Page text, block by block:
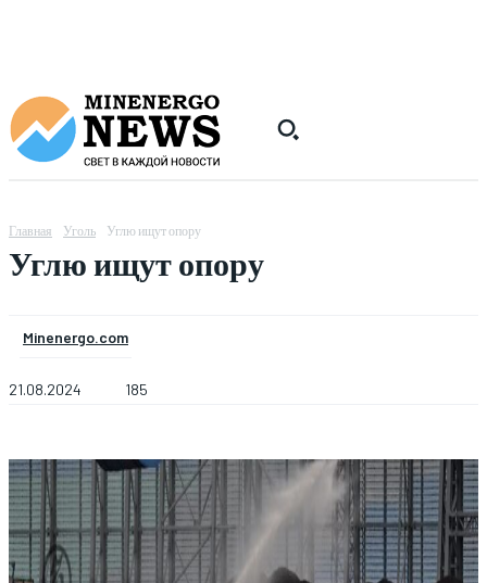
Главная Уголь Углю ищут опору
Углю ищут опору
Minenergo.com
21.08.2024 185